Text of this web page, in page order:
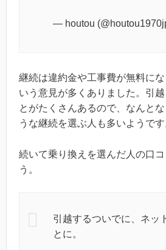
— houtou
継続は違約金や工事費が無料に
いう意見が多くありました。引
とがたくさんあるので、なんと
うな継続を選ぶ人も多いようです
続いて乗り換えを選んだ人の口
う。
引越するついでに、ネッ
とに。